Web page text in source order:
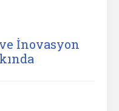
ve İnovasyon